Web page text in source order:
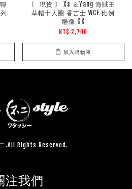
〘 現貨 〙 Xs ＆Yang 海賊王
草帽十人團 香吉士 WCF 比例
雕像 GK
NT$ 2,700
加入購物車
.All Rights Reserved.
注我們